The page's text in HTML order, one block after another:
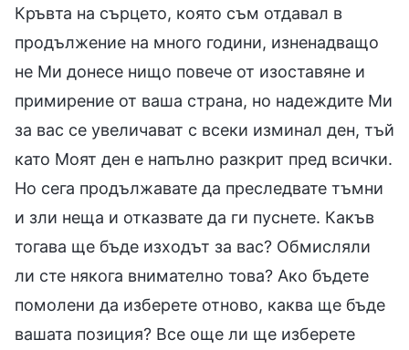
Кръвта на сърцето, която съм отдавал в
продължение на много години, изненадващо
не Ми донесе нищо повече от изоставяне и
примирение от ваша страна, но надеждите Ми
за вас се увеличават с всеки изминал ден, тъй
като Моят ден е напълно разкрит пред всички.
Но сега продължавате да преследвате тъмни
и зли неща и отказвате да ги пуснете. Какъв
тогава ще бъде изходът за вас? Обмисляли
ли сте някога внимателно това? Ако бъдете
помолени да изберете отново, каква ще бъде
вашата позиция? Все още ли ще изберете